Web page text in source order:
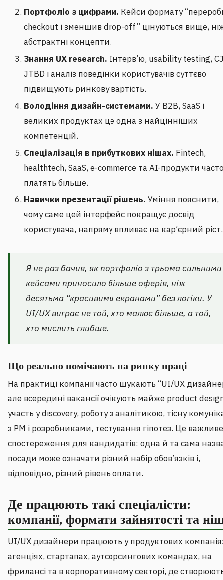
Портфоліо з цифрами. Кейси формату
checkout і зменшив drop-off” цінуються вище,
абстрактні концепти.
Знання UX research. Інтерв’ю, usability testing,
JTBD і аналіз поведінки користувачів суттєво
підвищують ринкову вартість.
Володіння дизайн-системами. У B2B, SaaS і
великих продуктах це одна з найцінніших
компетенцій.
Спеціалізація в прибуткових нішах. Fintech,
healthtech, SaaS, e-commerce та AI-продукти часто
платять більше.
Навички презентації рішень. Уміння пояснити,
чому саме цей інтерфейс покращує досвід
користувача, напряму впливає на кар’єрний ріст.
Я не раз бачив, як портфоліо з трьома сильними
кейсами приносило більше оферів, ніж
десятьма “красивими екранами” без логіки. У
UI/UX виграє не той, хто малює більше, а той,
хто мислить глибше.
Що реально помічають на ринку праці
На практиці компанії часто шукають “UI/UX
але всередині вакансії очікують майже product
участь у discovery, роботу з аналітикою, тісну
з PM і розробниками, тестування гіпотез. Це важливе
спостереження для кандидатів: одна й та сама
посади може означати різний набір обов’язків і,
відповідно, різний рівень оплати.
Де працюють такі спеціалісти:
компанії, формати зайнятості та
UI/UX дизайнери працюють у продуктових
агенціях, стартапах, аутсорсингових командах, на
фрилансі та в корпоративному секторі, де